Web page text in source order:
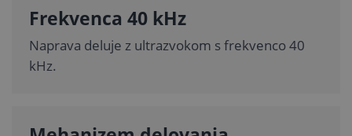
Frekvenca 40 kHz
Naprava deluje z ultrazvokom s frekvenco 40
kHz.